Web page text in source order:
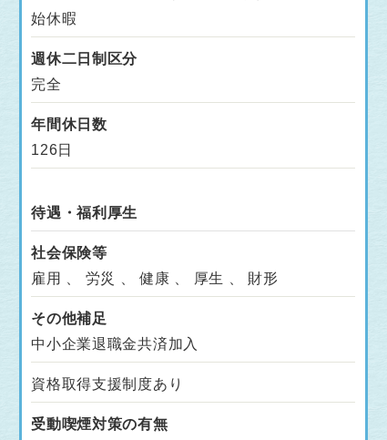
始休暇
週休二日制区分
完全
年間休日数
126日
待遇・福利厚生
社会保険等
雇用 、 労災 、 健康 、 厚生 、 財形
その他補足
中小企業退職金共済加入
資格取得支援制度あり
受動喫煙対策の有無